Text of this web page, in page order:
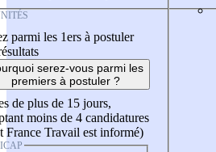
parmi les 1ers à postuler
serez-vous parmi les
premiers à postuler ?
de plus de 15 jours,
moins de 4 candidatures
France Travail est informé)